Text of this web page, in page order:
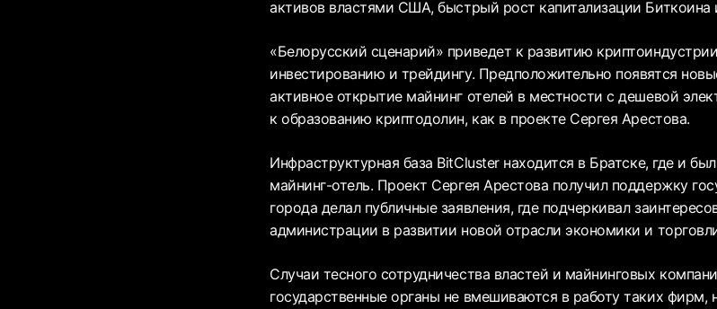
активов властями США, быстрый рост капитализации Биткоина
«Белорусский сценарий» приведет к развитию
инвестированию и трейдингу. Предположительно появятся
активное открытие майнинг отелей в местности с дешевой
к образованию криптодолин, как в проекте Сергея Арестова.
Инфраструктурная база BitCluster находится в Братске, где и
майнинг-отель. Проект Сергея Арестова получил поддержку
города делал публичные заявления, где подчеркивал
администрации в развитии новой отрасли экономики и
Случаи тесного сотрудничества властей и майнинговых
государственные органы не вмешиваются в работу таких фирм,